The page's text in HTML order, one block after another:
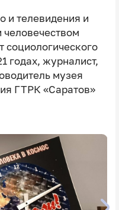
и телевидения и
социологического
годах, журналист,
музея
ГТРК «Саратов»